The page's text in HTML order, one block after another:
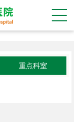
重点科室